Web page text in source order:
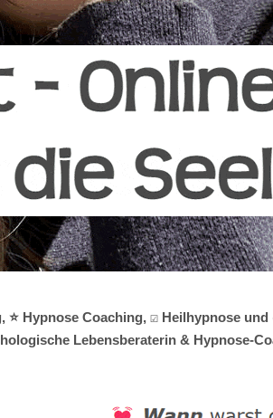
Hypnose Coaching, ☑️ Heilhypnose
Lebensberaterin & Hypnose-